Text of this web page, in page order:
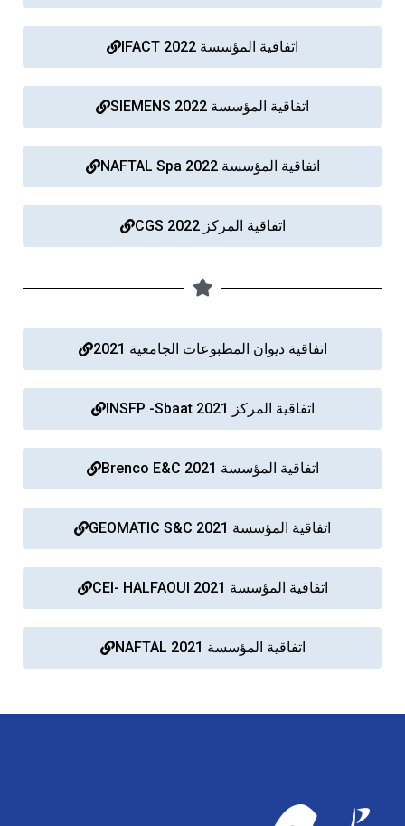
اتفاقية المؤسسة 2022 IFACT
اتفاقية المؤسسة 2022 SIEMENS
اتفاقية المؤسسة 2022 NAFTAL Spa
اتفاقية المركز 2022 CGS
اتفاقية ديوان المطبوعات الجامعية 2021
اتفاقية المركز INSFP -Sbaat 2021
اتفاقية المؤسسة Brenco E&C 2021
اتفاقية المؤسسة 2021 GEOMATIC S&C
اتفاقية المؤسسة CEI- HALFAOUI 2021
اتفاقية المؤسسة NAFTAL 2021